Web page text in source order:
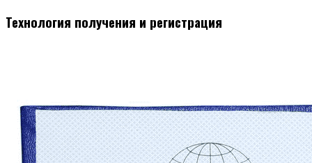
Технология получения и регистрация